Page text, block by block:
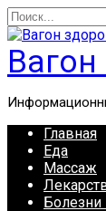
Перейти
к
содержанию
Search
for:
Главная
Еда
Массаж
Болезни